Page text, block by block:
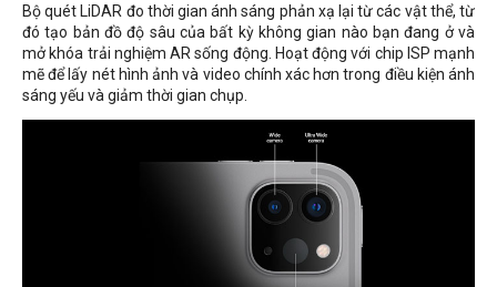
Bộ quét LiDAR đo thời gian ánh sáng phản xạ lại từ các vật thể, từ
đó tạo bản đồ độ sâu của bất kỳ không gian nào bạn đang ở và
mở khóa trải nghiệm AR sống động. Hoạt động với chip ISP mạnh
mẽ để lấy nét hình ảnh và video chính xác hơn trong điều kiện ánh
sáng yếu và giảm thời gian chụp.